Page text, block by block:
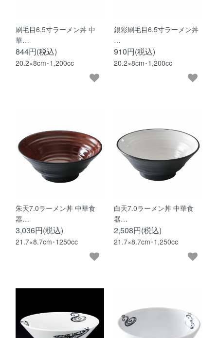
刷毛目6.5寸ラーメン丼 中
華…
844円(税込)
20.2×8cm･1,200cc
銀彩刷毛目6.5寸ラーメン丼
…
910円(税込)
20.2×8cm･1,200cc
朱天7.0ラーメン丼 中華食
器…
3,036円(税込)
21.7×8.7cm･1250cc
白天7.0ラーメン丼 中華食
器…
2,508円(税込)
21.7×8.7cm･1,250cc